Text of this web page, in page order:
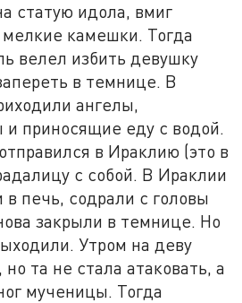
статую идола, вмиг
мелкие камешки. Тогда
велел избить девушку
в темнице. В
ангелы,
приносящие еду с водой.
в Ираклию (это в
с собой. В Ираклии
печь, содрали с головы
закрыли в темнице. Но
Утром на деву
та не стала атаковать, а
мученицы. Тогда